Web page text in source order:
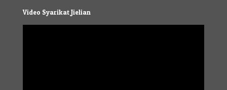
Video Syarikat Jielian